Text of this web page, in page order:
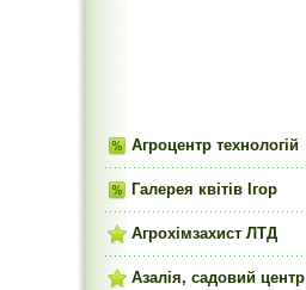
Агроцентр технологій
Галерея квітів Ігор
Агрохімзахист ЛТД
Азалія, садовий центр